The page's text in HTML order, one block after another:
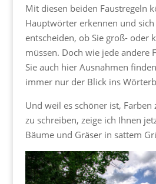
Mit diesen beiden Faustregeln
Hauptwörter erkennen und
entscheiden, ob Sie groß- oder
müssen. Doch wie jede andere
Sie auch hier Ausnahmen
immer nur der Blick ins
Und weil es schöner ist, Farben
zu schreiben, zeige ich Ihnen
Bäume und Gräser in sattem